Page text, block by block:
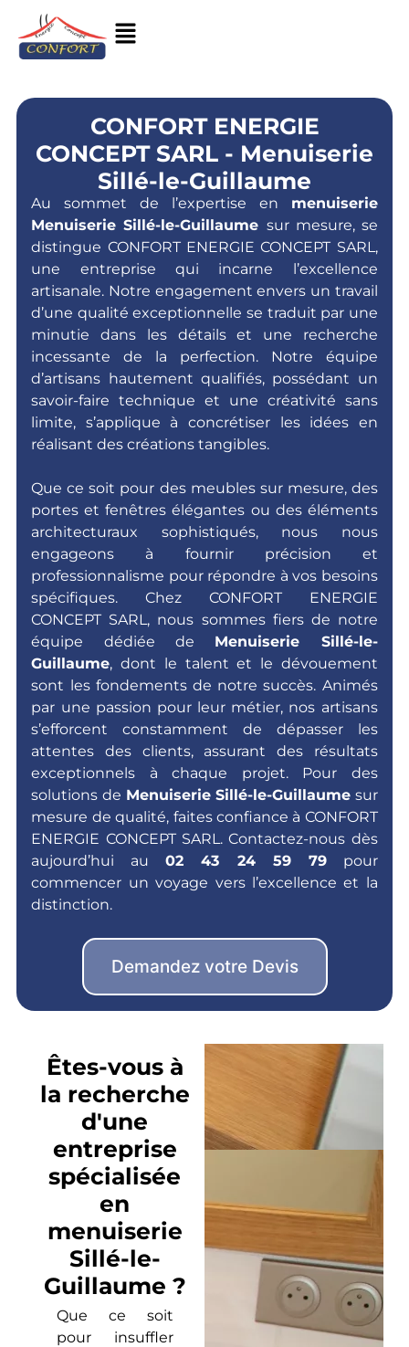
CONFORT ENERGIE
CONCEPT SARL - Menuiserie
Sillé-le-Guillaume
Au sommet de l’expertise en menuiserie
Menuiserie Sillé-le-Guillaume sur mesure, se
distingue CONFORT ENERGIE CONCEPT SARL,
une entreprise qui incarne l’excellence
artisanale. Notre engagement envers un travail
d’une qualité exceptionnelle se traduit par une
minutie dans les détails et une recherche
incessante de la perfection. Notre équipe
d’artisans hautement qualifiés, possédant un
savoir-faire technique et une créativité sans
limite, s’applique à concrétiser les idées en
réalisant des créations tangibles.
Que ce soit pour des meubles sur mesure, des
portes et fenêtres élégantes ou des éléments
architecturaux sophistiqués, nous nous
engageons à fournir précision et
professionnalisme pour répondre à vos besoins
spécifiques. Chez CONFORT ENERGIE
CONCEPT SARL, nous sommes fiers de notre
équipe dédiée de Menuiserie Sillé-le-
Guillaume, dont le talent et le dévouement
sont les fondements de notre succès. Animés
par une passion pour leur métier, nos artisans
s’efforcent constamment de dépasser les
attentes des clients, assurant des résultats
exceptionnels à chaque projet. Pour des
solutions de MenuiserieSillé-le-Guillaume sur
mesure de qualité, faites confiance à CONFORT
ENERGIE CONCEPT SARL. Contactez-nous dès
aujourd’hui au02 43 24 59 79pour
commencer un voyage vers l’excellence et la
distinction.
Demandez votre Devis
Êtes-vous à
la recherche
d'une
entreprise
spécialisée
en
menuiserie
Sillé-le-
Guillaume ?
Que ce soit
pour insuffler